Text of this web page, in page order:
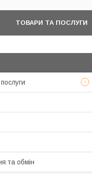
ТОВАРИ ТА ПОСЛУГИ
та обмін